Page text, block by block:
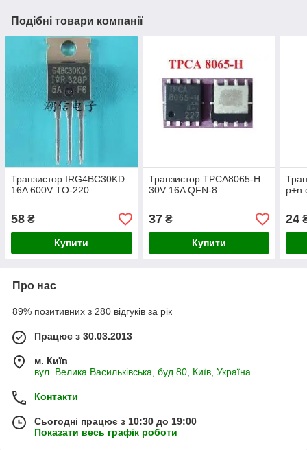
Подібні товари компанії
Транзистор IRG4BC30KD
16A 600V TO-220
58 ₴
Купити
Транзистор TPCA8065-H
30V 16A QFN-8
37₴
Купити
p+n
24
Про нас
89% позитивних з 280 відгуків за рік
Працює з 30.03.2013
м. Київ
вул. Велика Васильківська, буд.80, Київ, Україна
Контакти
Сьогодні працює з 10:30 до 19:00
Показати весь графік роботи